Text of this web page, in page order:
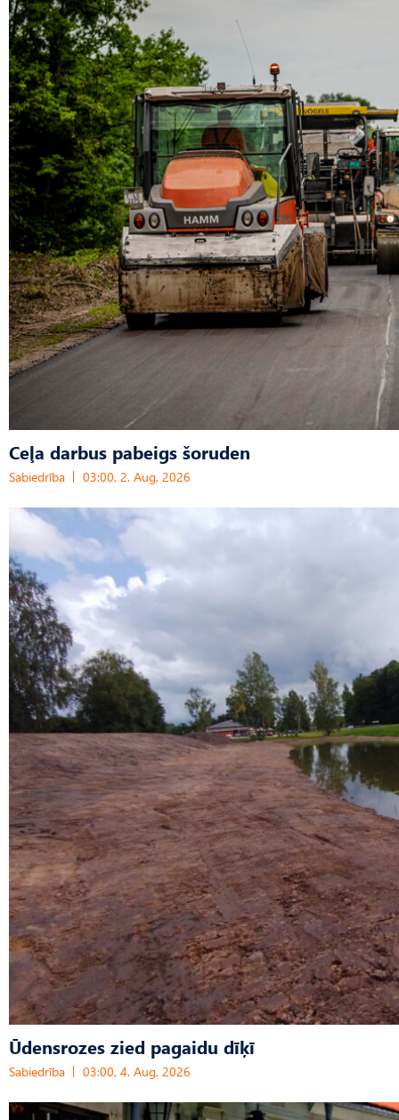
Ceļa darbus pabeigs šoruden
Sabiedrība 03:00, 2. Aug, 2026
Ūdensrozes zied pagaidu dīķī
Sabiedrība 03:00, 4. Aug, 2026